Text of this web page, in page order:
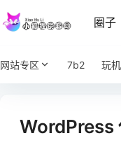
圈子
网站专区 7b2 玩
WordPress